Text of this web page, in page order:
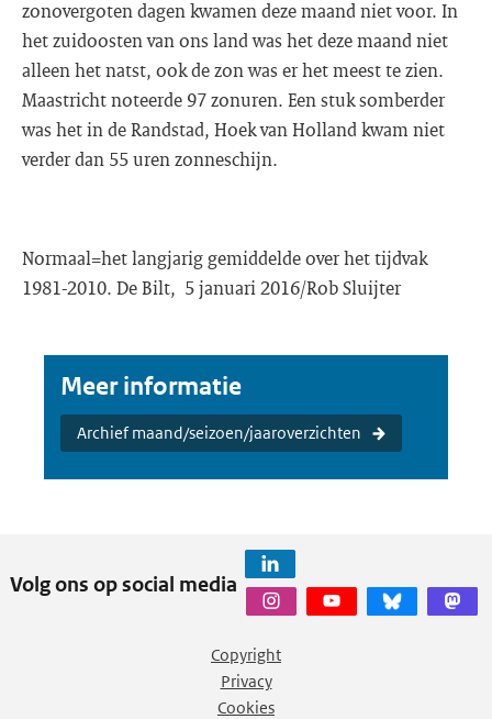
zonovergoten dagen kwamen deze maand niet voor. In
het zuidoosten van ons land was het deze maand niet
alleen het natst, ook de zon was er het meest te zien.
Maastricht noteerde 97 zonuren. Een stuk somberder
was het in de Randstad, Hoek van Holland kwam niet
verder dan 55 uren zonneschijn.
Normaal=het langjarig gemiddelde over het tijdvak
1981-2010. De Bilt, 5 januari 2016/Rob Sluijter
Meer informatie
Archief maand/seizoen/jaaroverzichten
Volg ons op social media
Copyright
Privacy
Cookies